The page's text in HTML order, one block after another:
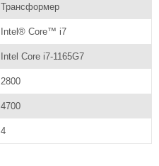
Трансформер
Intel® Core™ i7
Intel Core i7-1165G7
2800
4700
4